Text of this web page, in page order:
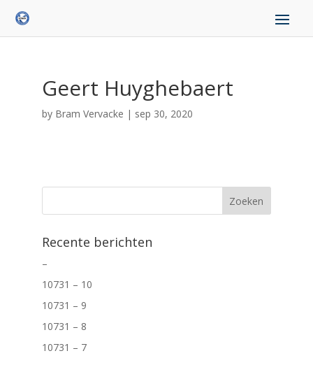
Geert Huyghebaert
by Bram Vervacke | sep 30, 2020
Recente berichten
–
10731 – 10
10731 – 9
10731 – 8
10731 – 7